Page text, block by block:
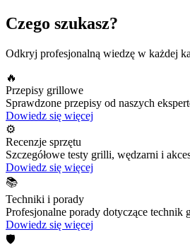
Czego szukasz?
Odkryj profesjonalną wiedzę w każdej
🔥
Przepisy grillowe
Sprawdzone przepisy od naszych
Dowiedz się więcej
⚙️
Recenzje sprzętu
Szczegółowe testy grilli, wędzarni i
Dowiedz się więcej
📚
Techniki i porady
Profesjonalne porady dotyczące
Dowiedz się więcej
🛡️